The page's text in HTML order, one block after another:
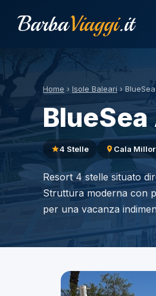
BarbaViaggi.it
Home › Isole Baleari ›
4 Stelle Cala
Resort 4 stelle situato
Struttura moderna con
per una vacanza